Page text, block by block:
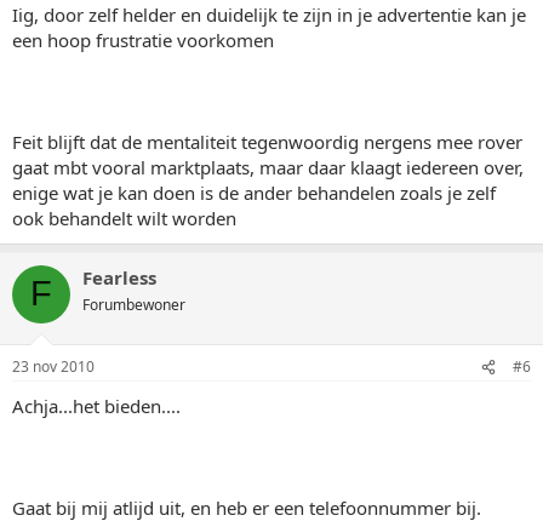
Iig, door zelf helder en duidelijk te zijn in je advertentie kan je
een hoop frustratie voorkomen
Feit blijft dat de mentaliteit tegenwoordig nergens mee rover
gaat mbt vooral marktplaats, maar daar klaagt iedereen over,
enige wat je kan doen is de ander behandelen zoals je zelf
ook behandelt wilt worden
F Fearless
Forumbewoner
23 nov 2010 #6
Achja...het bieden....
Gaat bij mij atlijd uit, en heb er een telefoonnummer bij.